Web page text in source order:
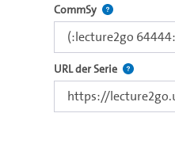
CommSy Nutzen Sie
URL der Serie Der Link